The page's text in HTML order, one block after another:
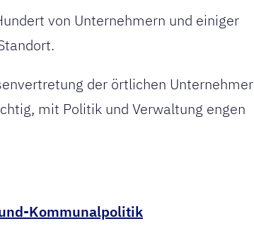
von Unternehmern und einiger
der örtlichen Unternehmer
mit Politik und Verwaltung engen
Kommunalpolitik